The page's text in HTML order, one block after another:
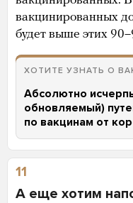
вакцинированных
будет выше этих
ХОТИТЕ УЗНАТЬ О
Абсолютно
обновляемый)
по вакцинам от
11
А еще хотим